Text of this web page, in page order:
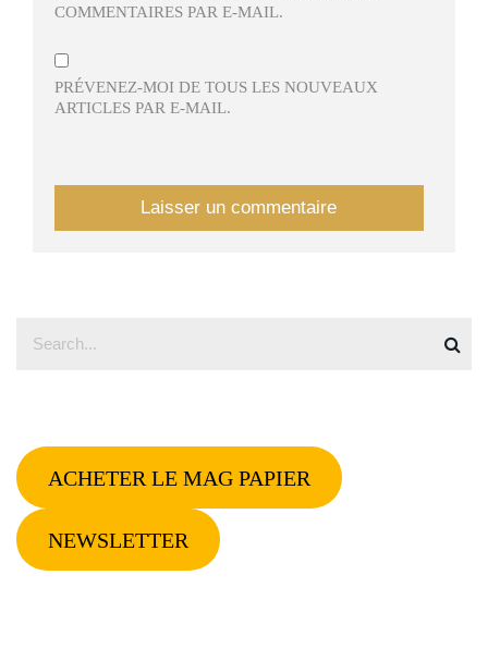
COMMENTAIRES PAR E-MAIL.
PRÉVENEZ-MOI DE TOUS LES NOUVEAUX
ARTICLES PAR E-MAIL.
ACHETER LE MAG PAPIER
NEWSLETTER